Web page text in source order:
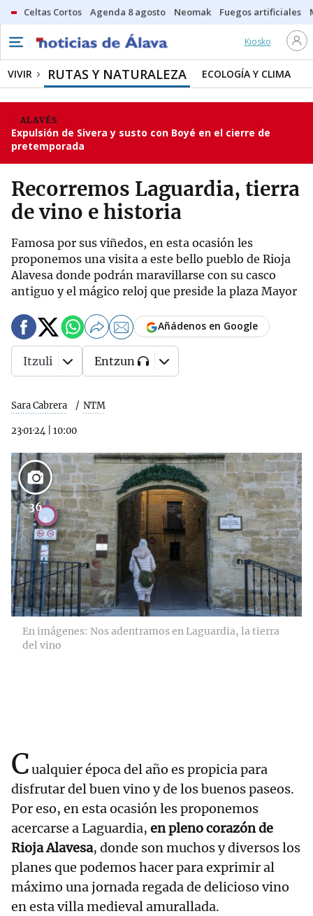
Celtas Cortos Agenda 8 agosto Neomak Fuegos artificiales
Kiosko
VIVIR RUTAS Y NATURALEZA ECOLOGÍA Y CLIMA
ALAVÉS
Expulsión de Sivera y susto con Boyé en el cierre de
pretemporada
Recorremos Laguardia, tierra
de vino e historia
Famosa por sus viñedos, en esta ocasión les
proponemos una visita a este bello pueblo de Rioja
Alavesa donde podrán maravillarse con su casco
antiguo y el mágico reloj que preside la plaza Mayor
Sara Cabrera NTM
23·01·24 10:00
Añádenos en Google
Itzuli Entzun
36
En imágenes: Nos adentramos en Laguardia, la tierra
del vino
Cualquier época del año es propicia para
disfrutar del buen vino y de los buenos paseos.
Por eso, en esta ocasión les proponemos
acercarse a Laguardia, en pleno corazón de
Rioja Alavesa, donde son muchos y diversos los
planes que podemos hacer para exprimir al
máximo una jornada regada de delicioso vino
en esta villa medieval amurallada.